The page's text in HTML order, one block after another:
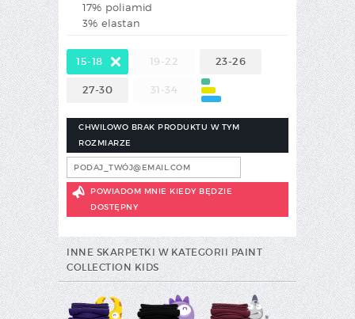
17% poliamid
3% elastan
15-18 19-22 23-26
27-30 31-34
CHWILOWO BRAK PRODUKTU W TYM
ROZMIARZE
POWIADOM MNIE KIEDY BĘDZIE
DOSTĘPNY
INNE SKARPETKI W KATEGORII PAINT
COLLECTION KIDS